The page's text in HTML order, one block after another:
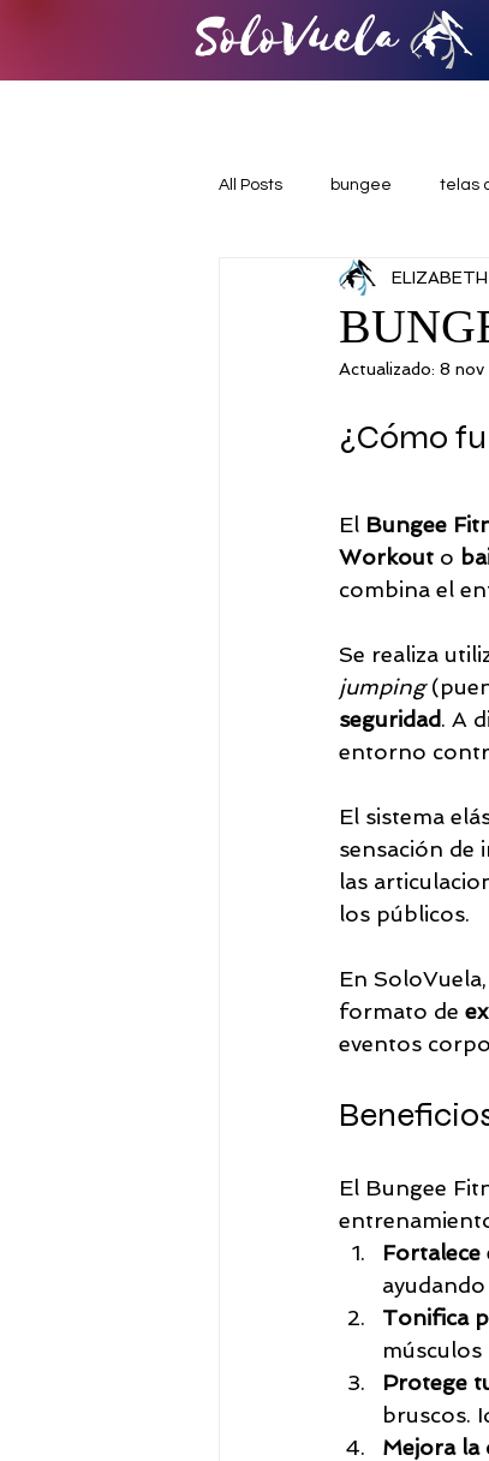
SoloVuela
All Posts bungee telas
iniciacion a las telas aéreas
celebraciones diferentes
Actualizado: 8
¿Cómo
El Bungee
Workout o
combina el
Se realiza
jumping
seguridad. A
entorno
El sistema
sensación de
las
los públicos.
En
formato de
eventos
El Bungee
Fortalece
Tonifica
Protege
bruscos.
Mejora la